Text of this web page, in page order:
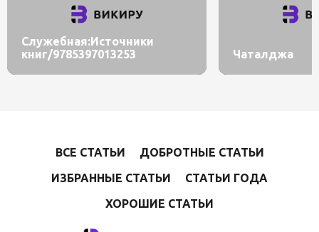
Служебная:Источники
книг/9785397013253
Чаталджа
ВСЕ СТАТЬИ
ДОБРОТНЫЕ СТАТЬИ
ИЗБРАННЫЕ СТАТЬИ
СТАТЬИ ГОДА
ХОРОШИЕ СТАТЬИ